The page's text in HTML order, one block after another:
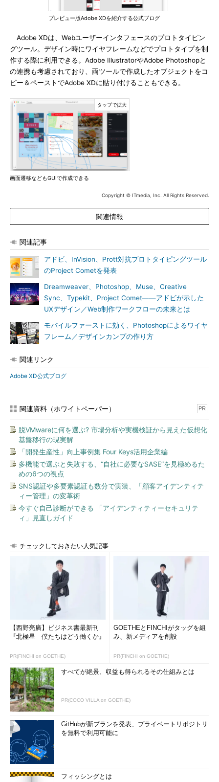
プレビュー版Adobe XDを紹介する公式ブログ
Adobe XDは、Webユーザーインタフェースのプロトタイピン
グツール。デザイン時にワイヤフレームなどでプロトタイプを制
作する際に利用できる。Adobe IllustratorやAdobe Photoshopと
の連携も考慮されており、両ツールで作成したオブジェクトをコ
ピー＆ペーストでAdobe XDに貼り付けることもできる。
画面遷移などもGUIで作成できる
Copyright © ITmedia, Inc. All Rights Reserved.
関連情報
関連記事
アドビ、InVision、Prott対抗プロトタイピングツール
のProject Cometを発表
Dreamweaver、Photoshop、Muse、Creative
Sync、Typekit、Project Comet――アドビが示した
UXデザイン／Web制作ワークフローの未来とは
モバイルファーストに効く、Photoshopによるワイヤ
フレーム／デザインカンプの作り方
関連リンク
Adobe XD公式ブログ
関連資料（ホワイトペーパー） PR
脱VMwareに何を選ぶ? 市場分析や実機検証から見えた仮想化
基盤移行の現実解
「開発生産性」向上事例集 Four Keys活用企業編
多機能で選ぶと失敗する、“自社に必要なSASE”を見極めるた
めの6つの視点
SNS認証や多要素認証も数分で実装、「顧客アイデンティテ
ィー管理」の変革術
今すぐ自己診断ができる 「アイデンティティーセキュリテ
ィ」見直しガイド
チェックしておきたい人気記事
【西野亮廣】ビジネス書最新刊
『北極星 僕たちはどう働くか』
PR(FINCHI on GOETHE)
GOETHEとFINCHIがタッグを組
み、新メディアを創設
PR(FINCHI on GOETHE)
すべてが絶景、収益も得られるその仕組みとは
PR(COCO VILLA on GOETHE)
GitHubが新プランを発表、プライベートリポジトリ
を無料で利用可能に
フィッシングとは